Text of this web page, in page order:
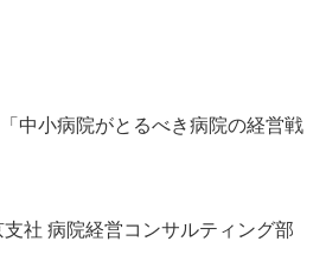
中小病院がとるべき病院の経営戦
社 病院経営コンサルティング部